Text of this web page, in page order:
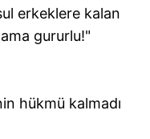
erkeklere kalan
gururlu!"
hükmü kalmadı